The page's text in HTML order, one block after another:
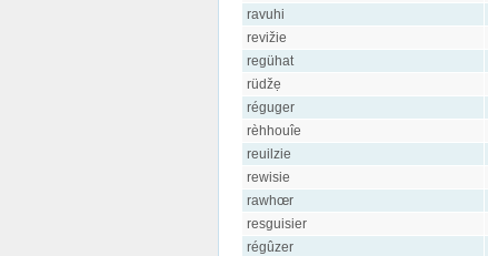
ravuhi
revižie
regühat
rüdžẹ
réguger
rèhhouîe
reuilzie
rewisie
rawhœr
resguisier
régûzer